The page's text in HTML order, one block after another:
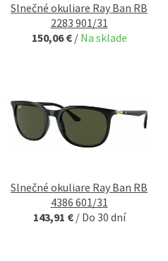
Slnečné okuliare Ray Ban RB
2283 901/31
150,06 € / Na sklade
Slnečné okuliare Ray Ban RB
4386 601/31
143,91 € / Do 30 dní